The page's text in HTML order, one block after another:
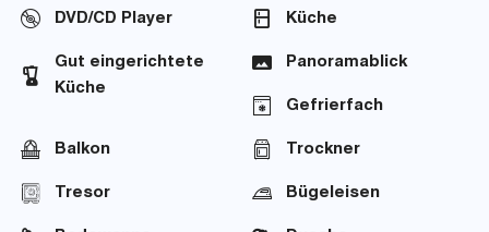
DVD/CD Player Küche
Gut eingerichtete
Küche
Panoramablick
Gefrierfach
Balkon Trockner
Tresor Bügeleisen